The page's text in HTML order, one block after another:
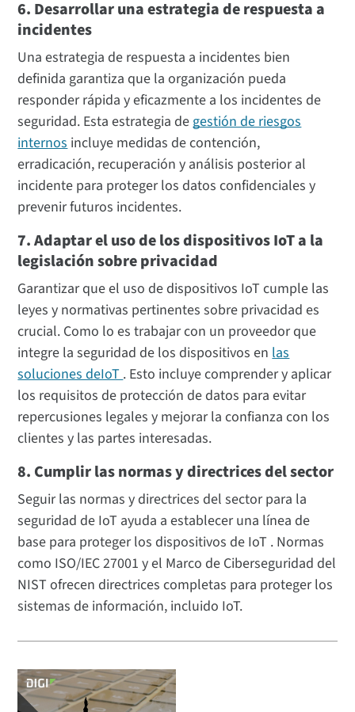
6. Desarrollar una estrategia de respuesta a
incidentes
Una estrategia de respuesta a incidentes bien
definida garantiza que la organización pueda
responder rápida y eficazmente a los incidentes de
seguridad. Esta estrategia degestión de riesgos
internosincluye medidas de contención,
erradicación, recuperación y análisis posterior al
incidente para proteger los datos confidenciales y
prevenir futuros incidentes.
7. Adaptar el uso de los dispositivos IoT a la
legislación sobre privacidad
Garantizar que el uso de dispositivos IoT cumple las
leyes y normativas pertinentes sobre privacidad es
crucial. Como lo es trabajar con un proveedor que
integre la seguridad de los dispositivos enlas
soluciones deIoT. Esto incluye comprender y aplicar
los requisitos de protección de datos para evitar
repercusiones legales y mejorar la confianza con los
clientes y las partes interesadas.
8. Cumplir las normas y directrices del sector
Seguir las normas y directrices del sector para la
seguridad de IoT ayuda a establecer una línea de
base para proteger los dispositivos de IoT . Normas
como ISO/IEC 27001 y el Marco de Ciberseguridad del
NIST ofrecen directrices completas para proteger los
sistemas de información, incluido IoT.